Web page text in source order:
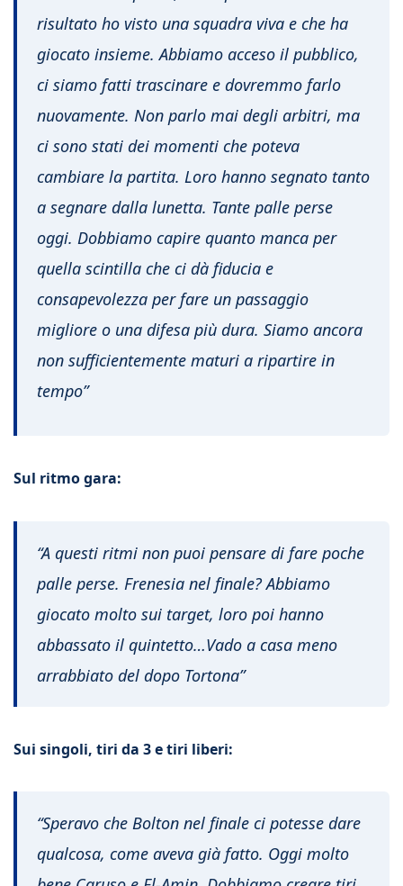
risultato ho visto una squadra viva e che ha
giocato insieme. Abbiamo acceso il pubblico,
ci siamo fatti trascinare e dovremmo farlo
nuovamente. Non parlo mai degli arbitri, ma
ci sono stati dei momenti che poteva
cambiare la partita. Loro hanno segnato tanto
a segnare dalla lunetta. Tante palle perse
oggi. Dobbiamo capire quanto manca per
quella scintilla che ci dà fiducia e
consapevolezza per fare un passaggio
migliore o una difesa più dura. Siamo ancora
non sufficientemente maturi a ripartire in
tempo”
Sul ritmo gara:
“A questi ritmi non puoi pensare di fare poche
palle perse. Frenesia nel finale? Abbiamo
giocato molto sui target, loro poi hanno
abbassato il quintetto…Vado a casa meno
arrabbiato del dopo Tortona”
Sui singoli, tiri da 3 e tiri liberi:
“Speravo che Bolton nel finale ci potesse dare
qualcosa, come aveva già fatto. Oggi molto